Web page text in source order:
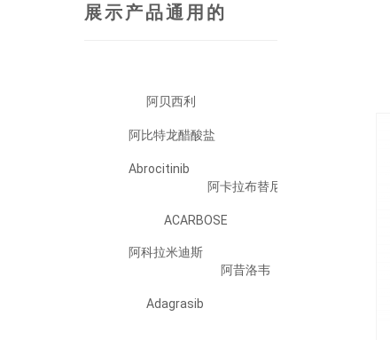
展示产品通用的
阿贝西利
阿比特龙醋酸盐
Abrocitinib
阿卡拉布替尼
ACARBOSE
阿科拉米迪斯
阿昔洛韦
Adagrasib